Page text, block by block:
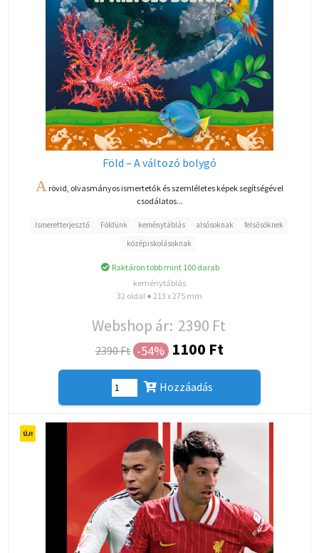
Föld – A változó bolygó
A rövid, olvasmányos ismertetők és szemléletes képek segítségével
csodálatos...
Ismeretterjesztő Földünk keménytáblás alsósoknak
felsősöknek
középiskolásoknak
Raktáron több mint 100 darab
keménytáblás
32 oldal ● 213 x 275 mm
Webshop ár: 2390 Ft
2390 Ft -54% 1100 Ft
Hozzáadás